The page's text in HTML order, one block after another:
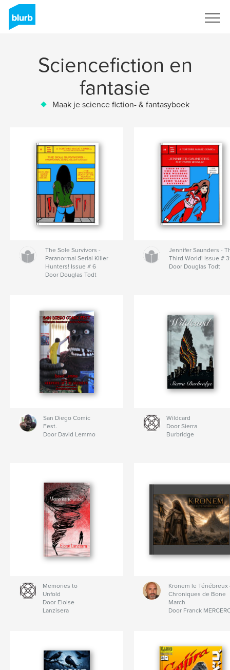
Sciencefiction en
fantasie
Maak je science fiction- & fantasyboek
The Sole Survivors -
Paranormal Serial Killer
Hunters! Issue # 6
Door Douglas Todt
Jennifer Saunders -
Third World! Issue #
Door Douglas Todt
San Diego Comic
Fest.
Door David Lemmo
Wildcard
Door Sierra
Burbridge
Memories to
Unfold
Door Eloise
Lanzisera
Kronem le Ténébreux
Chroniques de Bone
March
Door Franck